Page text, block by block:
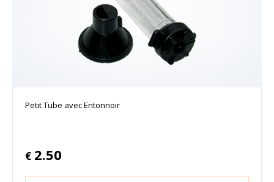
Petit Tube avec Entonnoir
€ 2.50